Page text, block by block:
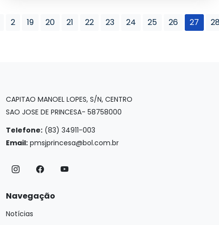
2 19 20 21 22 23 24 25 26 27
CAPITAO MANOEL LOPES, S/N, CENTRO
SAO JOSE DE PRINCESA- 58758000
Telefone: (83) 34911-003
Email: pmsjprincesa@bol.com.br
Navegação
Notícias